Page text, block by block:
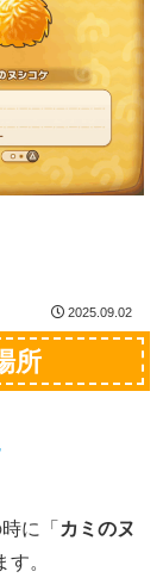
2025.09.02
所
に「 カミのヌ
。